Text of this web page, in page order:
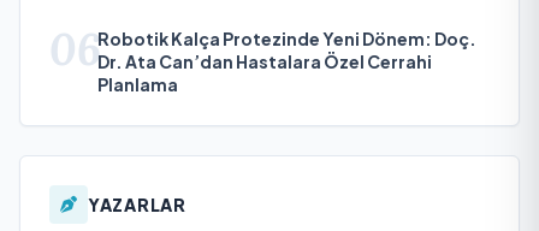
06Robotik Kalça Protezinde Yeni Dönem: Doç.
Dr. Ata Can’dan Hastalara Özel Cerrahi
Planlama
YAZARLAR